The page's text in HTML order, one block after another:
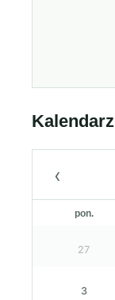
Kalendarz
‹
pon.
27
3